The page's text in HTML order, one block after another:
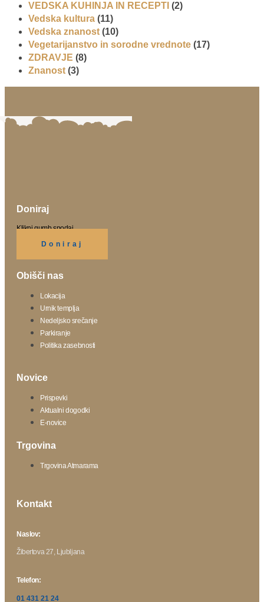
VEDSKA KUHINJA IN RECEPTI (2)
Vedska kultura (11)
Vedska znanost (10)
Vegetarijanstvo in sorodne vrednote (17)
ZDRAVJE (8)
Znanost (3)
Doniraj
Klikni gumb spodaj.
Doniraj
Obišči nas
Lokacija
Urnik templja
Nedeljsko srečanje
Parkiranje
Politika zasebnosti
Novice
Prispevki
Aktualni dogodki
E-novice
Trgovina
Trgovina Atmarama
Kontakt
Naslov:
Žibertova 27, Ljubljana
Telefon:
01 431 21 24